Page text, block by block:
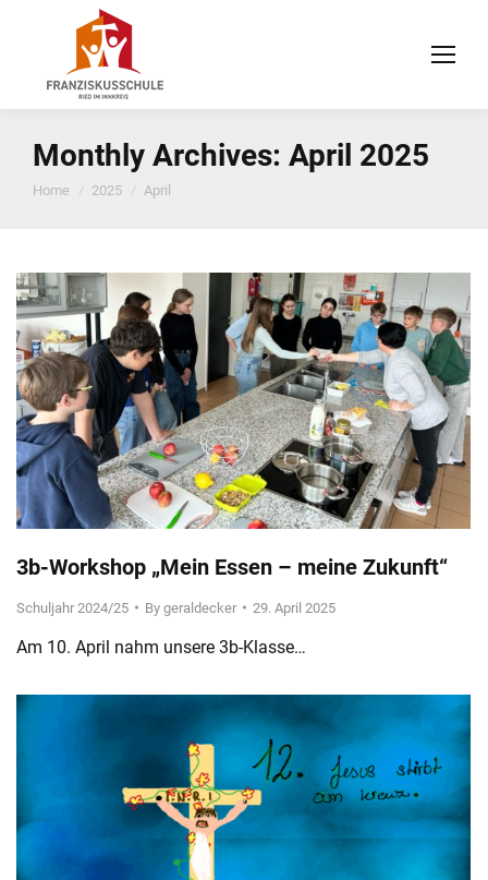
Monthly Archives: April 2025
You are here:
Home 2025 April
3b-Workshop „Mein Essen – meine Zukunft“
Schuljahr 2024/25 By geraldecker 29. April 2025
Am 10. April nahm unsere 3b-Klasse…